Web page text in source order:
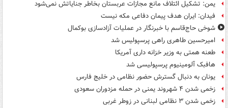
یمن: تشکیل ائتلاف مانع مجازات عربستان بخاطر جنایاتش نمی‌شود
فیدان: ایران هدف پیمان دفاعی مکه نیست
شوخی حاج‌قاسم با خبرنگار در عملیات آزادسازی بوکمال
امیرحسین طاهری راهی پرسپولیس شد
طعنه همتی به وزیر خزانه داری آمریکا
هافبک آلومینیوم پرسپولیسی شد
یونان به دنبال گسترش حضور نظامی در خلیج فارس
زخمی شدن ۴ شهروند یمنی در حمله مزدوران سعودی
زخمی شدن ۳ نظامی لبنانی در زوطر غربی